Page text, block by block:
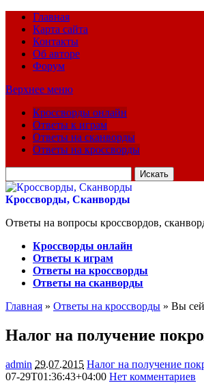
Главная
Карта сайта
Контакты
Об авторе
Форум
Верхнее меню
Кроссворды онлайн
Ответы к играм
Ответы на сканворды
Ответы на кроссворды
для:
Кроссворды, Сканворды
Ответы на вопросы кроссвордов,
Кроссворды онлайн
Ответы к играм
Ответы на кроссворды
Ответы на сканворды
Главная » Ответы на кроссворды » Вы
Налог на получение
admin 29.07.2015 Налог на получение
07-29T01:36:43+04:00 Нет комментариев